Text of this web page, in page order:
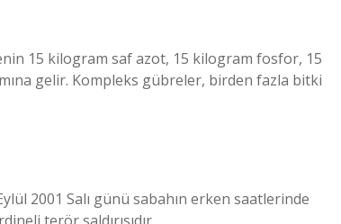
15 kilogram saf azot, 15 kilogram fosfor, 15
gelir. Kompleks gübreler, birden fazla bitki
2001 Salı günü sabahın erken saatlerinde